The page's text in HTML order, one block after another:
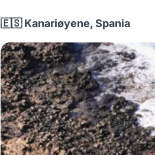
🇪🇸 Kanariøyene, Spania